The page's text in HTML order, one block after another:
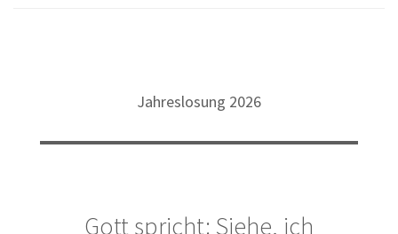
Jahreslosung 2026
Gott spricht: Siehe, ich